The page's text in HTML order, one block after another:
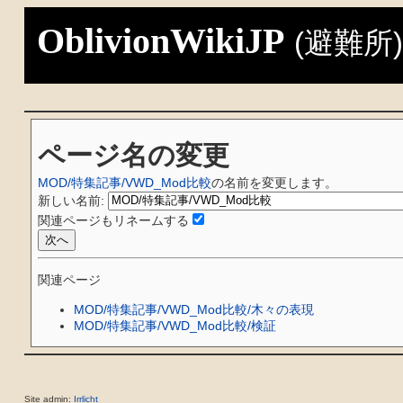
OblivionWikiJP (避難所)
ページ名の変更
MOD/特集記事/VWD_Mod比較の名前を変更します。
新しい名前:
関連ページもリネームする
関連ページ
MOD/特集記事/VWD_Mod比較/木々の表現
MOD/特集記事/VWD_Mod比較/検証
Site admin: Irrlicht